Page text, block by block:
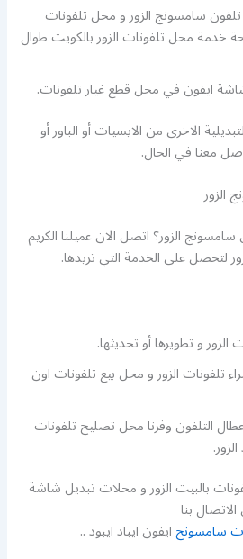
سامسونج الزور و محل تلفونات
خدمة محل تلفونات الزور بالكويت طوال
ايفون في محل قطع غيار تلفونات.
الاخرى من الايسيات أو الباور أو
معنا في الحال.
الزور
الزور؟ اتصل الان عميلنا الكريم
لتحصل على الخدمة التي تريدها.
و تطويرها أو تحديثها.
تلفونات الزور و محل بيع تلفونات اون
التلفون وفرنا محل تصليح تلفونات
بالبيت الزور و محلات تبديل شاشة
الاتصال بنا
سامسونجايفون ايباد ايبود ..